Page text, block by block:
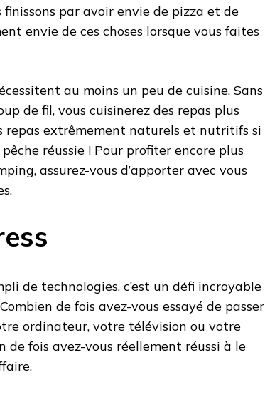
par avoir envie de pizza et de
envie de ces choses lorsque vous faites
au moins un peu de cuisine. Sans
de fil, vous cuisinerez des repas plus
repas extrêmement naturels et nutritifs si
réussie ! Pour profiter encore plus
assurez-vous d’apporter avec vous
de technologies, c’est un défi incroyable
de fois avez-vous essayé de passer
ordinateur, votre télévision ou votre
de fois avez-vous réellement réussi à le